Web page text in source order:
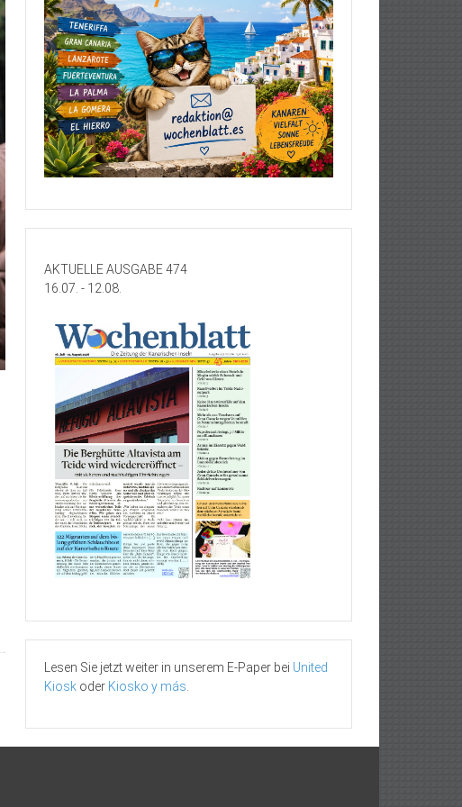
AKTUELLE AUSGABE 474
16.07. - 12.08.
Lesen Sie jetzt weiter in unserem E-Paper bei United
Kiosk oder Kiosko y más